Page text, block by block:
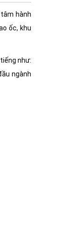
hành
ốc, khu
như:
ngành